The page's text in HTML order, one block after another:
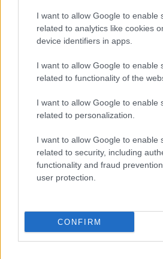
I want to allow Google to enable
related to analytics like cookies
device identifiers in apps.
I want to allow Google to enable
related to functionality of the
I want to allow Google to enable
related to personalization.
I want to allow Google to enable
related to security, including
functionality and fraud
user protection.
CONFIRM
ΕΛΛΑΔΑ16.07.201916:21
Suzanne Eaton: Οι γιοι της
σημείο που χτυπήθηκε (vid)
Suzanne Eaton: Οι γιοι της
σημείο που χτυπήθηκε (vid)
Ευτυχώς λίγο παρακάτω
τουρίστας ο οποίος έκανε
αυτοκινήτου, ο οποίος
γρήγορα από το σημείο. Η